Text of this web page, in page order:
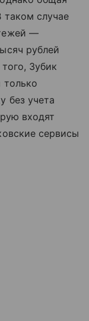
таком случае
—
рублей
Зубик
только
без учета
входят
сервисы